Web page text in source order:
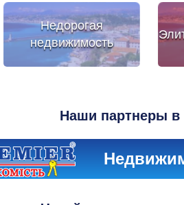
Недорогая
недвижимость
Наши партнеры в